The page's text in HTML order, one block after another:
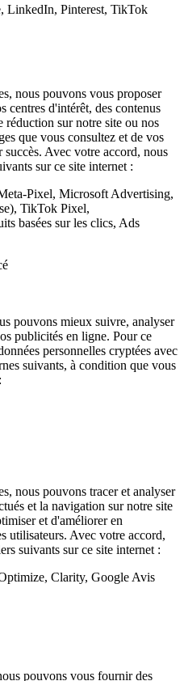
LinkedIn, Pinterest, TikTok
nous pouvons vous proposer
centres d'intérêt, des contenus
réduction sur notre site ou nos
que vous consultez et de vos
succès. Avec votre accord, nous
sur ce site internet :
Pixel, Microsoft Advertising,
TikTok Pixel,
basées sur les clics, Ads
pouvons mieux suivre, analyser
publicités en ligne. Pour ce
personnelles cryptées avec
suivants, à condition que vous
nous pouvons tracer et analyser
et la navigation sur notre site
et d'améliorer en
utilisateurs. Avec votre accord,
suivants sur ce site internet :
Clarity, Google Avis
pouvons vous fournir des